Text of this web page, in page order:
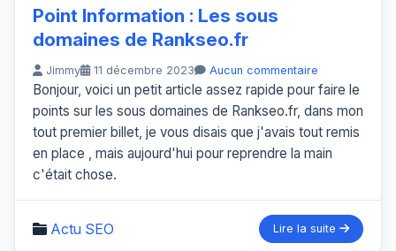
Point Information : Les sous
domaines de Rankseo.fr
Jimmy 11 décembre 2023 Aucun commentaire
Bonjour, voici un petit article assez rapide pour faire le
points sur les sous domaines de Rankseo.fr, dans mon
tout premier billet, je vous disais que j'avais tout remis
en place , mais aujourd'hui pour reprendre la main
c'était chose.
Actu SEO Lire la suite